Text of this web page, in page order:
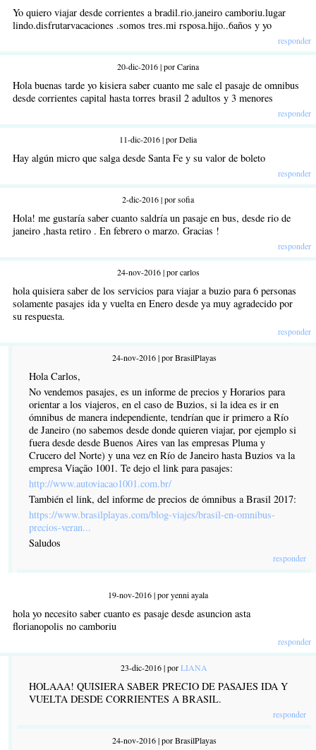
Yo quiero viajar desde corrientes a bradil.rio.janeiro camboriu.lugar
lindo.disfrutarvacaciones .somos tres.mi rsposa.hijo..6años y yo
responder
20-dic-2016 | por Carina
Hola buenas tarde yo kisiera saber cuanto me sale el pasaje de omnibus
desde corrientes capital hasta torres brasil 2 adultos y 3 menores
responder
11-dic-2016 | por Delia
Hay algún micro que salga desde Santa Fe y su valor de boleto
responder
2-dic-2016 | por sofia
Hola! me gustaría saber cuanto saldría un pasaje en bus, desde rio de
janeiro ,hasta retiro . En febrero o marzo. Gracias !
responder
24-nov-2016 | por carlos
hola quisiera saber de los servicios para viajar a buzio para 6 personas
solamente pasajes ida y vuelta en Enero desde ya muy agradecido por
su respuesta.
responder
24-nov-2016 | por BrasilPlayas
Hola Carlos,
No vendemos pasajes, es un informe de precios y Horarios para
orientar a los viajeros, en el caso de Buzios, si la idea es ir en
ómnibus de manera independiente, tendrían que ir primero a Río
de Janeiro (no sabemos desde donde quieren viajar, por ejemplo si
fuera desde desde Buenos Aires van las empresas Pluma y
Crucero del Norte) y una vez en Río de Janeiro hasta Buzios va la
empresa Viação 1001. Te dejo el link para pasajes:
http://www.autoviacao1001.com.br/
También el link, del informe de precios de ómnibus a Brasil 2017:
https://www.brasilplayas.com/blog-viajes/brasil-en-omnibus-
precios-veran...
Saludos
responder
19-nov-2016 | por yenni ayala
hola yo necesito saber cuanto es pasaje desde asuncion asta
florianopolis no camboriu
responder
23-dic-2016 | porLIANA
HOLAAA! QUISIERA SABER PRECIO DE PASAJES IDA Y
VUELTA DESDE CORRIENTES A BRASIL.
responder
24-nov-2016 | por BrasilPlayas